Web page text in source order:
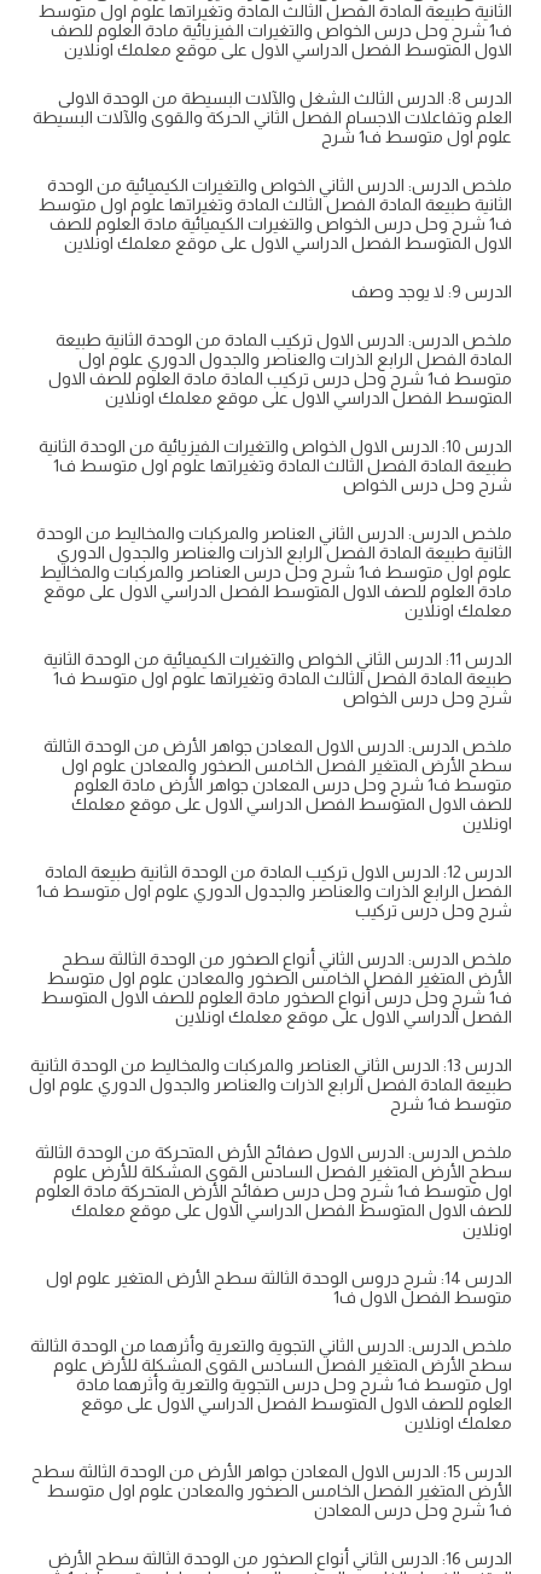
الثانية طبيعة المادة الفصل الثالث المادة وتغيراتها علوم اول متوسط
ف1 شرح وحل درس الخواص والتغيرات الفيزيائية مادة العلوم للصف
الاول المتوسط الفصل الدراسي الاول على موقع معلمك اونلاين
الدرس 8: الدرس الثالث الشغل والآلات البسيطة من الوحدة الاولى
العلم وتفاعلات الاجسام الفصل الثاني الحركة والقوى والآلات البسيطة
علوم اول متوسط ف1 شرح
ملخص الدرس: الدرس الثاني الخواص والتغيرات الكيميائية من الوحدة
الثانية طبيعة المادة الفصل الثالث المادة وتغيراتها علوم اول متوسط
ف1 شرح وحل درس الخواص والتغيرات الكيميائية مادة العلوم للصف
الاول المتوسط الفصل الدراسي الاول على موقع معلمك اونلاين
الدرس 9: لا يوجد وصف
ملخص الدرس: الدرس الاول تركيب المادة من الوحدة الثانية طبيعة
المادة الفصل الرابع الذرات والعناصر والجدول الدوري علوم اول
متوسط ف1 شرح وحل درس تركيب المادة مادة العلوم للصف الاول
المتوسط الفصل الدراسي الاول على موقع معلمك اونلاين
الدرس 10: الدرس الاول الخواص والتغيرات الفيزيائية من الوحدة الثانية
طبيعة المادة الفصل الثالث المادة وتغيراتها علوم اول متوسط ف1
شرح وحل درس الخواص
ملخص الدرس: الدرس الثاني العناصر والمركبات والمخاليط من الوحدة
الثانية طبيعة المادة الفصل الرابع الذرات والعناصر والجدول الدوري
علوم اول متوسط ف1 شرح وحل درس العناصر والمركبات والمخاليط
مادة العلوم للصف الاول المتوسط الفصل الدراسي الاول على موقع
معلمك اونلاين
الدرس 11: الدرس الثاني الخواص والتغيرات الكيميائية من الوحدة الثانية
طبيعة المادة الفصل الثالث المادة وتغيراتها علوم اول متوسط ف1
شرح وحل درس الخواص
ملخص الدرس: الدرس الاول المعادن جواهر الأرض من الوحدة الثالثة
سطح الأرض المتغير الفصل الخامس الصخور والمعادن علوم اول
متوسط ف1 شرح وحل درس المعادن جواهر الأرض مادة العلوم
للصف الاول المتوسط الفصل الدراسي الاول على موقع معلمك
اونلاين
الدرس 12: الدرس الاول تركيب المادة من الوحدة الثانية طبيعة المادة
الفصل الرابع الذرات والعناصر والجدول الدوري علوم اول متوسط ف1
شرح وحل درس تركيب
ملخص الدرس: الدرس الثاني أنواع الصخور من الوحدة الثالثة سطح
الأرض المتغير الفصل الخامس الصخور والمعادن علوم اول متوسط
ف1 شرح وحل درس أنواع الصخور مادة العلوم للصف الاول المتوسط
الفصل الدراسي الاول على موقع معلمك اونلاين
الدرس 13: الدرس الثاني العناصر والمركبات والمخاليط من الوحدة الثانية
طبيعة المادة الفصل الرابع الذرات والعناصر والجدول الدوري علوم اول
متوسط ف1 شرح
ملخص الدرس: الدرس الاول صفائح الأرض المتحركة من الوحدة الثالثة
سطح الأرض المتغير الفصل السادس القوى المشكلة للأرض علوم
اول متوسط ف1 شرح وحل درس صفائح الأرض المتحركة مادة العلوم
للصف الاول المتوسط الفصل الدراسي الاول على موقع معلمك
اونلاين
الدرس 14: شرح دروس الوحدة الثالثة سطح الأرض المتغير علوم اول
متوسط الفصل الاول ف1
ملخص الدرس: الدرس الثاني التجوية والتعرية وأثرهما من الوحدة الثالثة
سطح الأرض المتغير الفصل السادس القوى المشكلة للأرض علوم
اول متوسط ف1 شرح وحل درس التجوية والتعرية وأثرهما مادة
العلوم للصف الاول المتوسط الفصل الدراسي الاول على موقع
معلمك اونلاين
الدرس 15: الدرس الاول المعادن جواهر الأرض من الوحدة الثالثة سطح
الأرض المتغير الفصل الخامس الصخور والمعادن علوم اول متوسط
ف1 شرح وحل درس المعادن
الدرس 16: الدرس الثاني أنواع الصخور من الوحدة الثالثة سطح الأرض